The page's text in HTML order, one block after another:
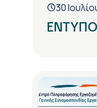
30